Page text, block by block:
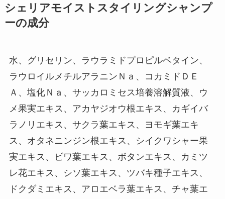
シェリアモイストスタイリングシャンプ
ーの成分
水、グリセリン、ラウラミドプロピルベタイン、
ラウロイルメチルアラニンＮａ、コカミドＤＥ
Ａ、塩化Ｎａ、サッカロミセス培養溶解質液、ウ
メ果実エキス、アカヤジオウ根エキス、カギイバ
ラノリエキス、サクラ葉エキス、ヨモギ葉エキ
ス、オタネニンジン根エキス、シイクワシャー果
実エキス、ビワ葉エキス、ボタンエキス、カミツ
レ花エキス、シソ葉エキス、ツバキ種子エキス、
ドクダミエキス、アロエベラ葉エキス、チャ葉エ